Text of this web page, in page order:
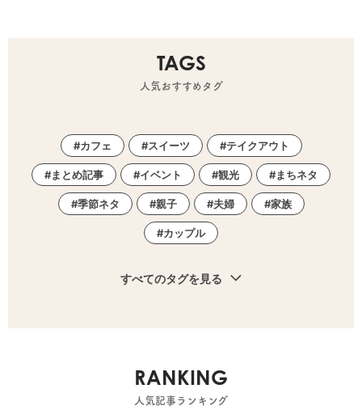
TAGS
人気おすすめタグ
カフェ スイーツ テイクアウト
まとめ記事 イベント 観光 まちネタ
季節ネタ 親子 夫婦 家族
カップル
すべてのタグを見る
RANKING
人気記事ランキング